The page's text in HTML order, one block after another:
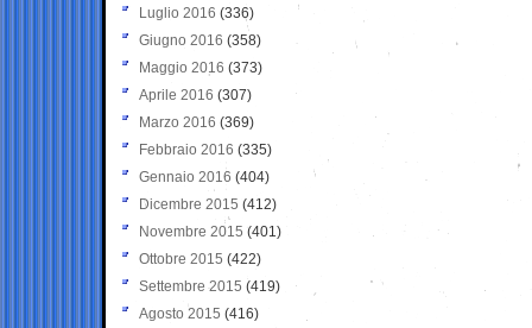
Luglio 2016 (336)
Giugno 2016 (358)
Maggio 2016 (373)
Aprile 2016 (307)
Marzo 2016 (369)
Febbraio 2016 (335)
Gennaio 2016 (404)
Dicembre 2015 (412)
Novembre 2015 (401)
Ottobre 2015 (422)
Settembre 2015 (419)
Agosto 2015 (416)